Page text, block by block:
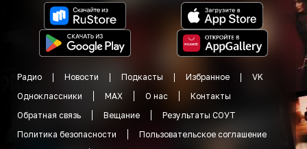
Радио Новости Подкасты Избранное
VK
Одноклассники
MAX О нас
Контакты
Обратная связь
Вещание
Результаты СОУТ
Политика безопасности
Пользовательское соглашение